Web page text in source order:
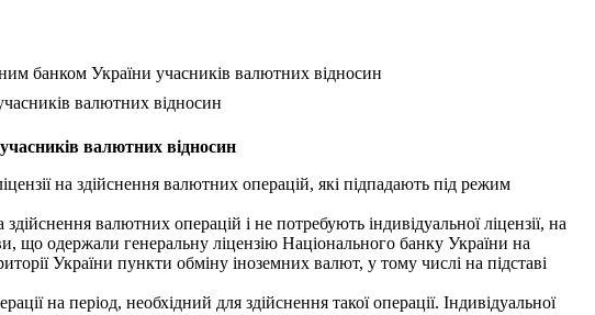
банком України учасників валютних відносин
валютних відносин
валютних відносин
на здійснення валютних операцій, які підпадають під режим
валютних операцій і не потребують індивідуальної ліцензії, на
що одержали генеральну ліцензію Національного банку України на
України пункти обміну іноземних валют, у тому числі на підставі
на період, необхідний для здійснення такої операції. Індивідуальної